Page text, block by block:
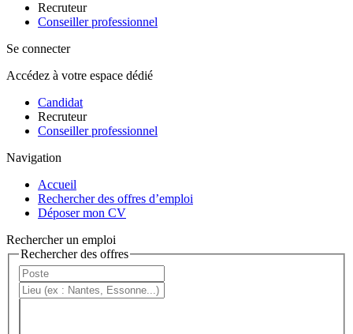
Recruteur
Conseiller professionnel
Se connecter
Accédez à votre espace dédié
Candidat
Recruteur
Conseiller professionnel
Navigation
Accueil
Rechercher des offres d’emploi
Déposer mon CV
Rechercher un emploi
Rechercher des offres